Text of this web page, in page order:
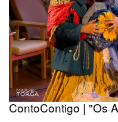
ContoContigo | "Os